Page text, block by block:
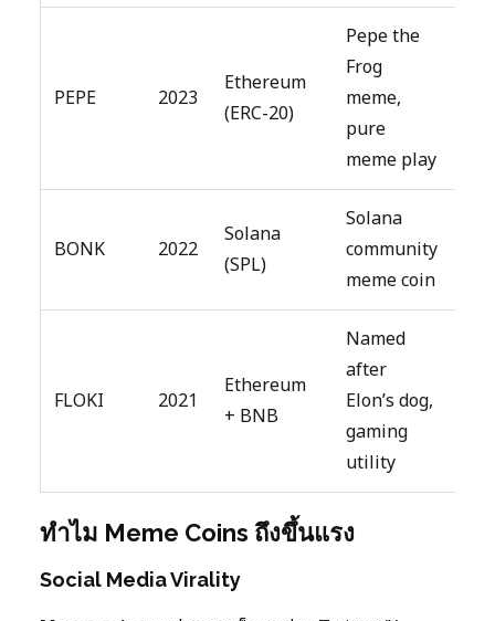
PEPE 2023
Ethereum
(ERC-20)
Pepe the
Frog
meme,
pure
meme play
BONK 2022
Solana
(SPL)
Solana
community
meme coin
FLOKI 2021
Ethereum
+ BNB
Named
after
Elon’s dog,
gaming
utility
ทำไม Meme Coins ถึงขึ้นแรง
Social Media Virality